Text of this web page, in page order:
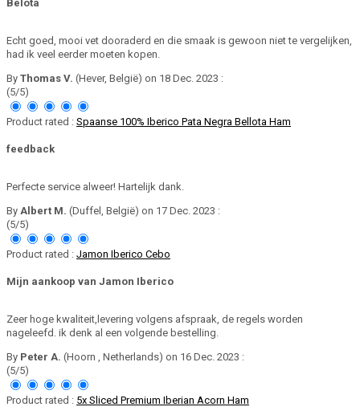
Belota
Echt goed, mooi vet dooraderd en die smaak is gewoon niet te vergelijken,
had ik veel eerder moeten kopen.
By Thomas V. (Hever, België) on 18 Dec. 2023 :
(5/5)
Product rated : Spaanse 100% Iberico Pata Negra Bellota Ham
feedback
Perfecte service alweer! Hartelijk dank.
By Albert M. (Duffel, België) on 17 Dec. 2023 :
(5/5)
Product rated : Jamon Iberico Cebo
Mijn aankoop van Jamon Iberico
Zeer hoge kwaliteit,levering volgens afspraak, de regels worden
nageleefd. ik denk al een volgende bestelling.
By Peter A. (Hoorn , Netherlands) on 16 Dec. 2023 :
(5/5)
Product rated : 5x Sliced Premium Iberian Acorn Ham